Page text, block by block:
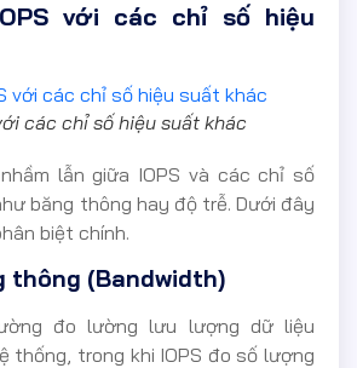
với các chỉ số hiệu
các chỉ số hiệu suất khác
lẫn giữa IOPS và các chỉ số
băng thông hay độ trễ. Dưới đây
biệt chính.
thông (Bandwidth)
đo lường lưu lượng dữ liệu
thống, trong khi IOPS đo số lượng